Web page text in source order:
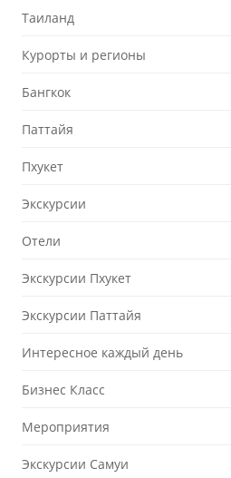
Таиланд
Курорты и регионы
Бангкок
Паттайя
Пхукет
Экскурсии
Отели
Экскурсии Пхукет
Экскурсии Паттайя
Интересное каждый день
Бизнес Класс
Мероприятия
Экскурсии Самуи